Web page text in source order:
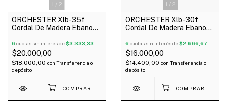
1 / 2
ORCHESTER Xlb-35f
Cordal De Madera Ebano
6 cuotas sin interés de$3.333,33
$20.000,00
$18.000,00 con Transferencia o
depósito
1 / 2
ORCHESTER Xlb-30f
Cordal De Madera Ebano
6 cuotas sin interés de$2.666,67
$16.000,00
$14.400,00 con Transferencia o
depósito